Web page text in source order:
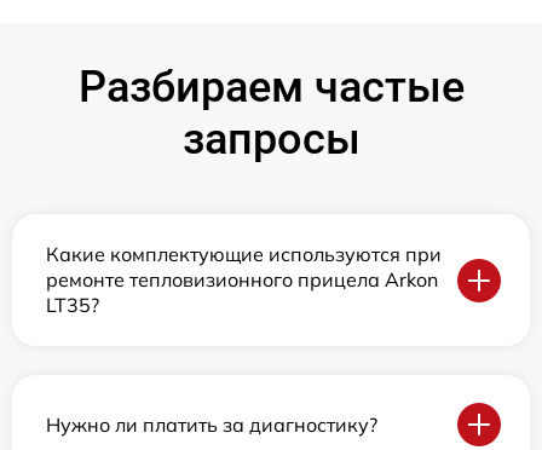
Разбираем частые
запросы
Какие комплектующие используются при
ремонте тепловизионного прицела Arkon
LT35?
Нужно ли платить за диагностику?